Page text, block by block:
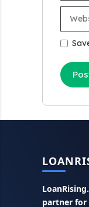
partner for